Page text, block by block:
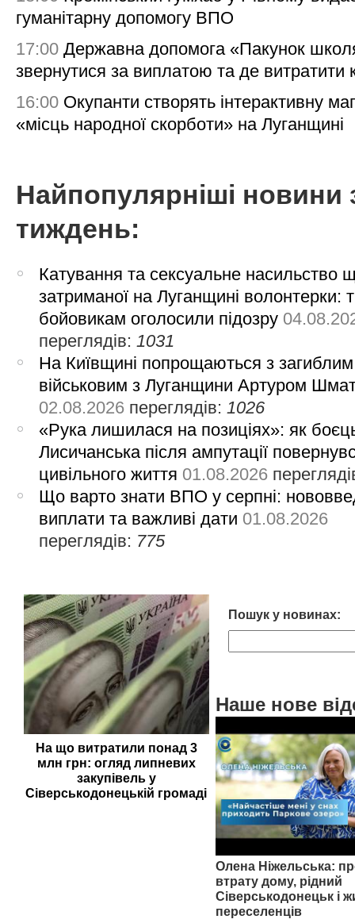
гуманітарну допомогу ВПО
17:00 Державна допомога «Пакунок
звернутися за виплатою та де витратити
16:00 Окупанти створять інтерактивну
«місць народної скорботи» на Луганщині
Найпопулярніші новини
тиждень:
Катування та сексуальне насильство
затриманої на Луганщині волонтерки:
бойовикам оголосили підозру
переглядів:1031
На Київщині попрощаються з загиблим
військовим з Луганщини Артуром
02.08.2026 переглядів:1026
«Рука лишилася на позиціях»: як
Лисичанська після ампутації
цивільного життя 01.08.2026
Що варто знати ВПО у серпні:
виплати та важливі дати 01.08.2026
переглядів: 775
На що витратили понад 3
млн грн: огляд липневих
закупівель у
Сіверськодонецькій громаді
Пошук у новинах:
Наше нове
Олена Ніжельська:
втрату дому, рідний
Сіверськодонецьк і
переселенців